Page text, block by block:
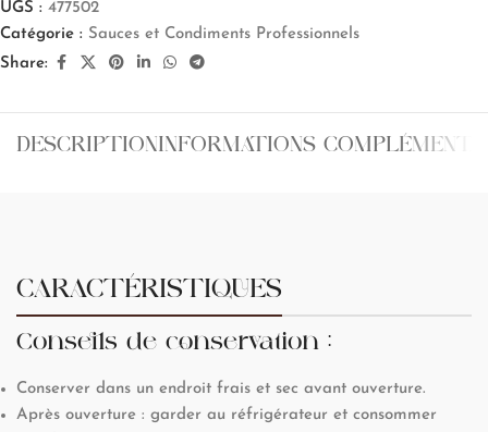
UGS : 477502
Catégorie : Sauces et Condiments Professionnels
Share:
DESCRIPTIONINFORMATIONS
CARACTÉRISTIQUES
Conseils de conservation :
Conserver dans un endroit frais et sec avant ouverture.
Après ouverture : garder au réfrigérateur et consommer